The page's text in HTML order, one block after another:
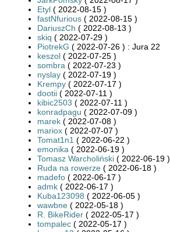
Etyl ( 2022-08-15 )
fastNfurious ( 2022-08-15 )
DariuszCh ( 2022-08-13 )
skiq ( 2022-07-29 )
PiotrekG ( 2022-07-26 ) : Jura 22
keszol ( 2022-07-25 )
sombra ( 2022-07-23 )
nyslay ( 2022-07-19 )
Krempy ( 2022-07-17 )
dootii ( 2022-07-11 )
kibic2503 ( 2022-07-11 )
konradpagu ( 2022-07-09 )
marek ( 2022-07-08 )
mariox ( 2022-07-07 )
Tomat1n1 ( 2022-06-22 )
emonika ( 2022-06-19 )
Tomasz Warcholiński ( 2022-06-19 )
Ruda na rowerze ( 2022-06-18 )
madefo ( 2022-06-17 )
admk ( 2022-06-17 )
Kuba123098 ( 2022-06-05 )
wawbne ( 2022-05-18 )
R. BikeRider ( 2022-05-17 )
tompalec ( 2022-05-17 )